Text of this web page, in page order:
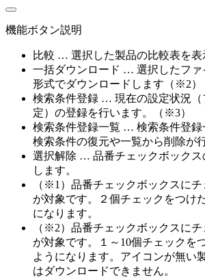
機能ボタン説明
比較 … 選択した製品の比較表を表
一括ダウンロード … 選択したファ
形式でダウンロードします（※2）
検索条件登録 … 現在の設定状況（
定）の登録を行います。（※3）
検索条件登録一覧 … 検索条件登録
検索条件の復元や一覧から削除が
選択解除 … 品番チェックボックス
します。
（※1）品番チェックボックスに
が対象です。２個チェックをつけ
になります。
（※2）品番チェックボックスに
が対象です。１～10個チェックを
ようになります。アイコンが無い
はダウンロードできません。